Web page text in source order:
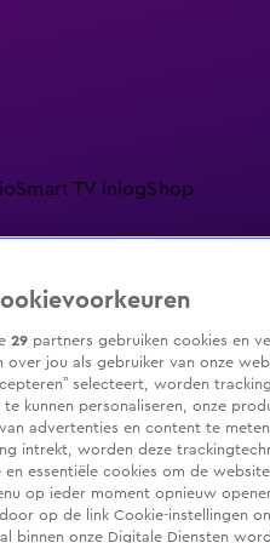
Smart TV inlogShop
Livestreams Shop
29 partners gebruiken cookies en
over jou als gebruiker van onze
selecteert, worden
kunnen personaliseren, onze
advertenties en content te
intrekt, worden deze
en essentiële cookies om de
op ieder moment opnieuw
op de link Cookie-instellingen
binnen onze Digitale Diensten